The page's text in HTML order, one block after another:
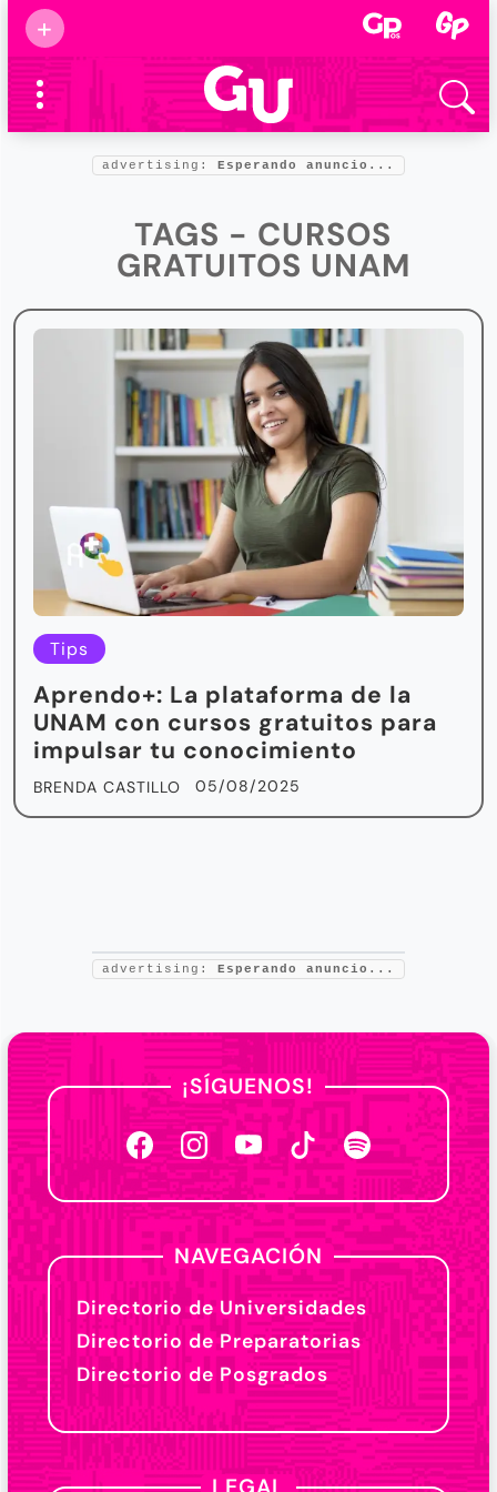
+
Supermamás
2025
Marcas de
confianza
Foro salud
advertising: Esperando anuncio...
TAGS - CURSOS
GRATUITOS UNAM
Tips
Aprendo+: La plataforma de la
UNAM con cursos gratuitos para
impulsar tu conocimiento
BRENDA CASTILLO 05/08/2025
advertising: Esperando anuncio...
¡SÍGUENOS!
NAVEGACIÓN
Directorio de Universidades
Directorio de Preparatorias
Directorio de Posgrados